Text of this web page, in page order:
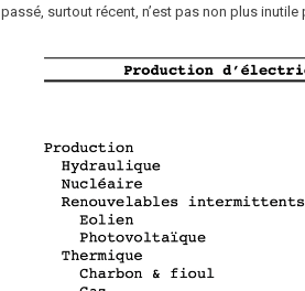
passé, surtout récent, n’est pas non plus inutile